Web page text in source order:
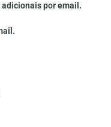
por email.